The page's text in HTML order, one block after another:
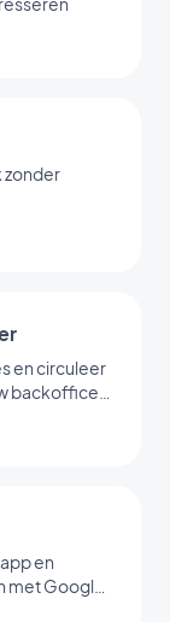
zonder
en circuleer
backoffice
en
Google